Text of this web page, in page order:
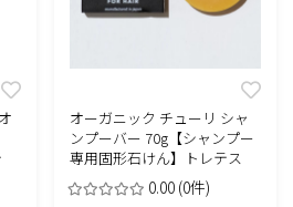
オーガニック チューリ シャ
ンプーバー 70g【シャンプー
専用固形石けん】トレテス
0.00 (0件)